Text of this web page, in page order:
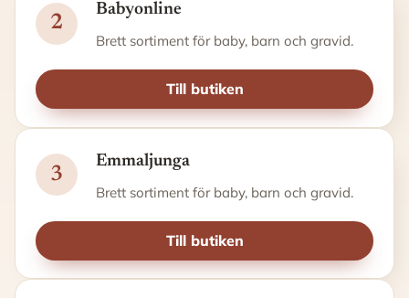
2
Babyonline
Brett sortiment för baby, barn och gravid.
Till butiken
3
Emmaljunga
Brett sortiment för baby, barn och gravid.
Till butiken